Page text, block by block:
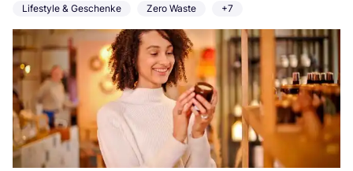
Lifestyle & Geschenke Zero Waste +7